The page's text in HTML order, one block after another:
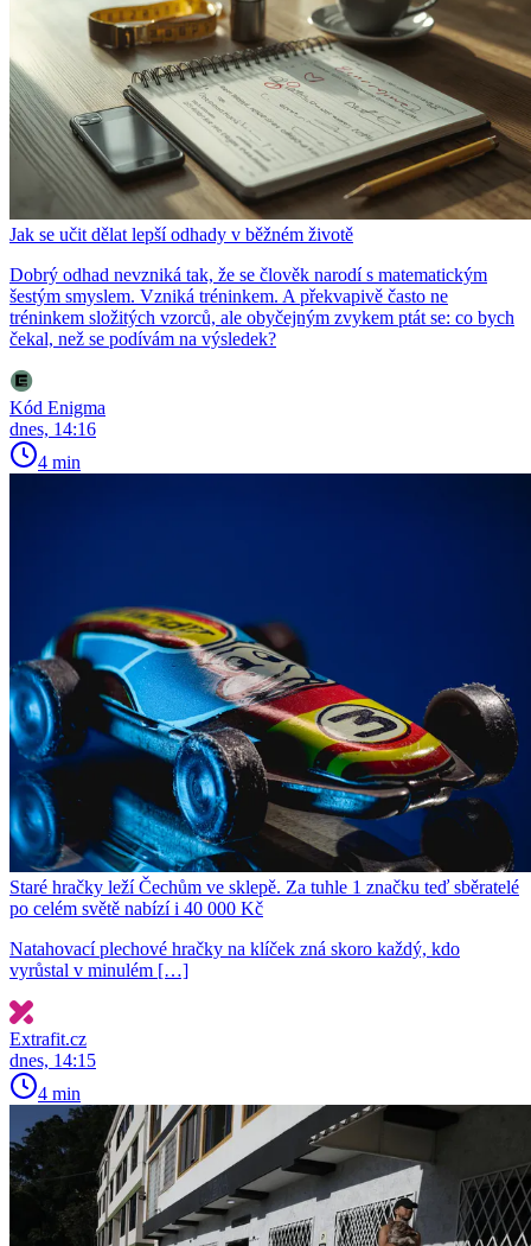
Jak se učit dělat lepší odhady v běžném životě
Dobrý odhad nevzniká tak, že se člověk narodí s matematickým
šestým smyslem. Vzniká tréninkem. A překvapivě často ne
tréninkem složitých vzorců, ale obyčejným zvykem ptát se: co bych
čekal, než se podívám na výsledek?
Kód Enigma
dnes, 14:16
4 min
Staré hračky leží Čechům ve sklepě. Za tuhle 1 značku teď sběratelé
po celém světě nabízí i 40 000 Kč
Natahovací plechové hračky na klíček zná skoro každý, kdo
vyrůstal v minulém […]
Extrafit.cz
dnes, 14:15
4 min